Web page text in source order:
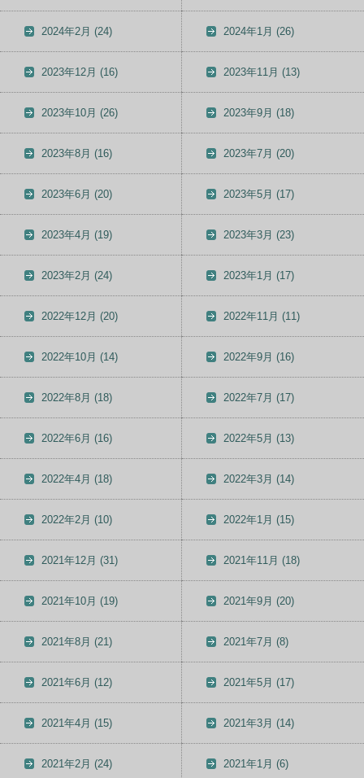
2024年2月 (24) 2024年1月 (26)
2023年12月 (16) 2023年11月 (13)
2023年10月 (26) 2023年9月 (18)
2023年8月 (16) 2023年7月 (20)
2023年6月 (20) 2023年5月 (17)
2023年4月 (19) 2023年3月 (23)
2023年2月 (24) 2023年1月 (17)
2022年12月 (20) 2022年11月 (11)
2022年10月 (14) 2022年9月 (16)
2022年8月 (18) 2022年7月 (17)
2022年6月 (16) 2022年5月 (13)
2022年4月 (18) 2022年3月 (14)
2022年2月 (10) 2022年1月 (15)
2021年12月 (31) 2021年11月 (18)
2021年10月 (19) 2021年9月 (20)
2021年8月 (21) 2021年7月 (8)
2021年6月 (12) 2021年5月 (17)
2021年4月 (15) 2021年3月 (14)
2021年2月 (24) 2021年1月 (6)